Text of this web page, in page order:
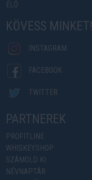
ÉLŐ
KÖVESS MINKET!
INSTAGRAM
FACEBOOK
TWITTER
PARTNEREK
PROFITLINE
WHISKEYSHOP
SZÁMOLD KI
NÉVNAPTÁR